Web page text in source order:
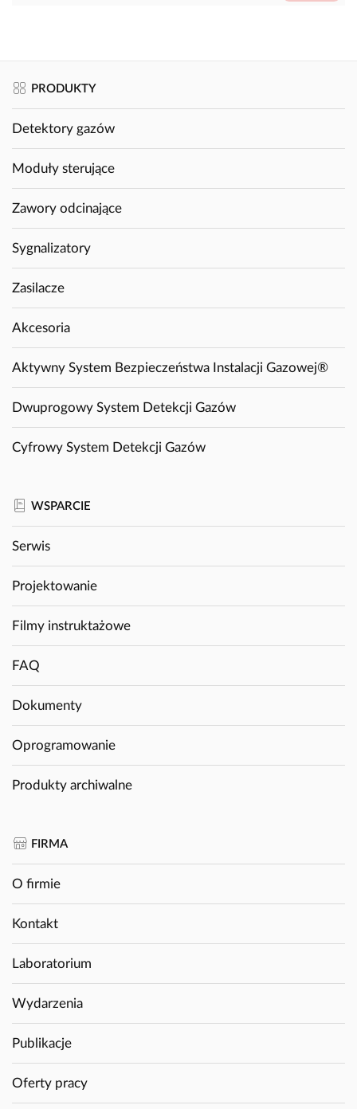
PRODUKTY
Detektory gazów
Moduły sterujące
Zawory odcinające
Sygnalizatory
Zasilacze
Akcesoria
Aktywny System Bezpieczeństwa Instalacji Gazowej®
Dwuprogowy System Detekcji Gazów
Cyfrowy System Detekcji Gazów
WSPARCIE
Serwis
Projektowanie
Filmy instruktażowe
FAQ
Dokumenty
Oprogramowanie
Produkty archiwalne
FIRMA
O firmie
Kontakt
Laboratorium
Wydarzenia
Publikacje
Oferty pracy